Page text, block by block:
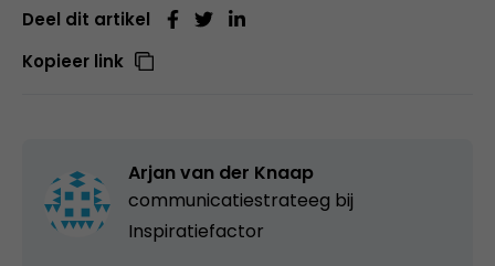
Deel dit artikel
Kopieer link
Arjan van der Knaap
communicatiestrateeg bij
Inspiratiefactor